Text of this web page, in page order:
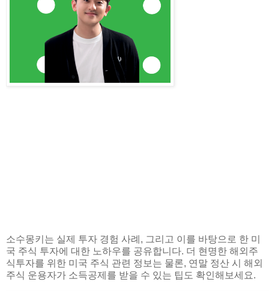
소수몽키는 실제 투자 경험 사례, 그리고 이를 바탕으로 한 미
국 주식 투자에 대한 노하우를 공유합니다. 더 현명한 해외주
식투자를 위한 미국 주식 관련 정보는 물론, 연말 정산 시 해외
주식 운용자가 소득공제를 받을 수 있는 팁도 확인해보세요.